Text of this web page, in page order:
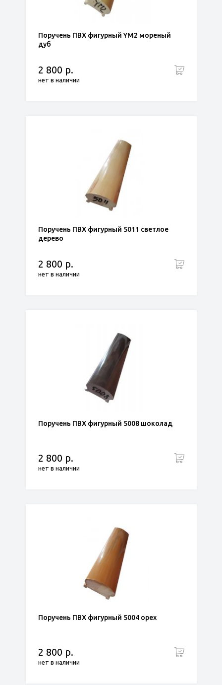
Поручень ПВХ фигурный YM2 мореный
дуб
2 800 р.
нет в наличии
Поручень ПВХ фигурный 5011 светлое
дерево
2 800 р.
нет в наличии
Поручень ПВХ фигурный 5008 шоколад
2 800 р.
нет в наличии
Поручень ПВХ фигурный 5004 орех
2 800 р.
нет в наличии